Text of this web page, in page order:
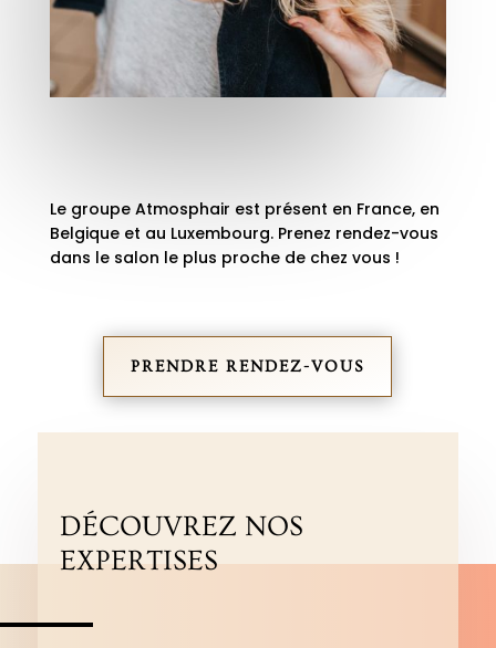
Le groupe Atmosphair est présent en France, en
Belgique et au Luxembourg. Prenez rendez-vous
dans le salon le plus proche de chez vous !
PRENDRE RENDEZ-VOUS
DÉCOUVREZ NOS
EXPERTISES